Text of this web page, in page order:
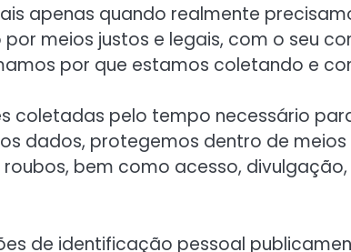
apenas quando realmente
meios justos e legais, com o seu
por que estamos coletando e
coletadas pelo tempo necessário
dados, protegemos dentro de
bem como acesso, divulgação,
de identificação pessoal